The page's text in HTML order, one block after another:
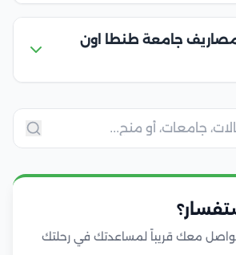
جامعة طنطا اون
معك قريباً لمساعدتك في رحلتك